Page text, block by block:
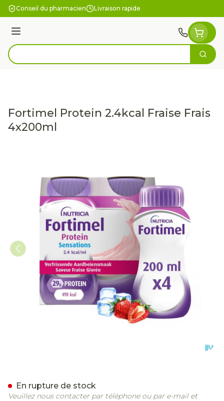
Aller au contenu
Conseil du pharmacien Livraison rapide
Menu
Rechercher
Fortimel Protein 2.4kcal Fraise Frais
4x200ml
En rupture de stock
Veuillez nous contacter par téléphone ou par e-mail et